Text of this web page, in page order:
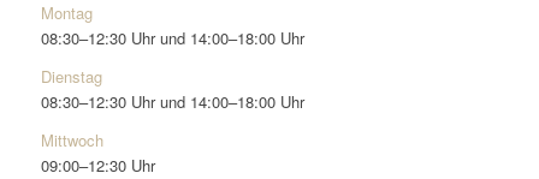
Montag
08:30–12:30 Uhr und 14:00–18:00 Uhr
Dienstag
08:30–12:30 Uhr und 14:00–18:00 Uhr
Mittwoch
09:00–12:30 Uhr